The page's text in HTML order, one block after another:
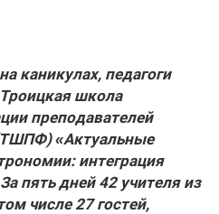
каникулах, педагоги
школа
преподавателей
«Актуальные
интеграция
пять дней 42 учителя из
числе 27 гостей,